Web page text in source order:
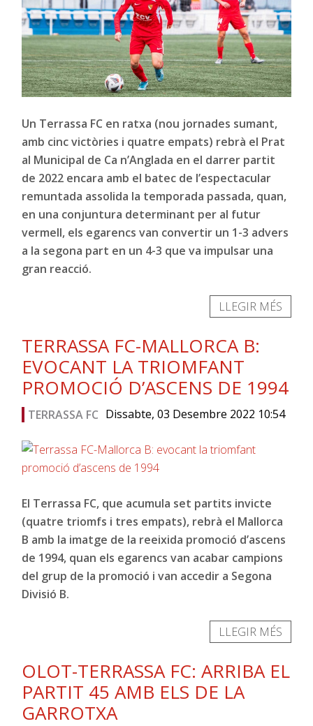
Un Terrassa FC en ratxa (nou jornades sumant,
amb cinc victòries i quatre empats) rebrà el Prat
al Municipal de Ca n’Anglada en el darrer partit
de 2022 encara amb el batec de l’espectacular
remuntada assolida la temporada passada, quan,
en una conjuntura determinant per al futur
vermell, els egarencs van convertir un 1-3 advers
a la segona part en un 4-3 que va impulsar una
gran reacció.
LLEGIR MÉS
TERRASSA FC-MALLORCA B:
EVOCANT LA TRIOMFANT
PROMOCIÓ D’ASCENS DE 1994
TERRASSA FC Dissabte, 03 Desembre 2022 10:54
El Terrassa FC, que acumula set partits invicte
(quatre triomfs i tres empats), rebrà el Mallorca
B amb la imatge de la reeixida promoció d’ascens
de 1994, quan els egarencs van acabar campions
del grup de la promoció i van accedir a Segona
Divisió B.
LLEGIR MÉS
OLOT-TERRASSA FC: ARRIBA EL
PARTIT 45 AMB ELS DE LA
GARROTXA